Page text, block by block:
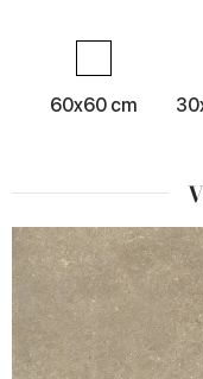
60x60 cm